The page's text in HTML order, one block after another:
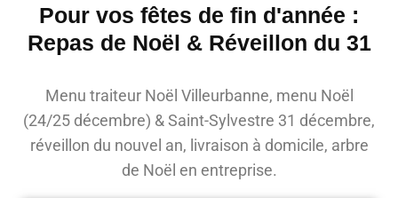
Pour vos fêtes de fin d'année :
Repas de Noël & Réveillon du 31
Menu traiteur Noël Villeurbanne, menu Noël
(24/25 décembre) & Saint-Sylvestre 31 décembre,
réveillon du nouvel an, livraison à domicile, arbre
de Noël en entreprise.